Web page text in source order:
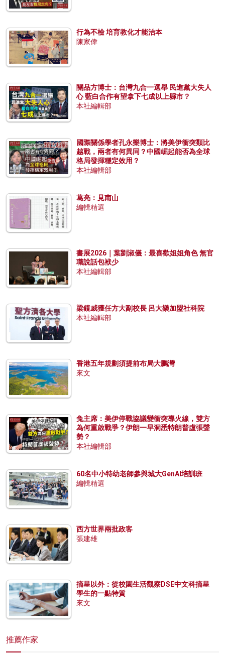
行為不檢 培育教化才能治本
陳家偉
關品方博士：台灣九合一選舉 民進黨大失人
心 藍白合作有望拿下七成以上縣市？
本社編輯部
國際關係學者孔永樂博士：將美伊衝突類比
越戰，兩者有何異同？中國崛起能否為全球
格局發揮穩定效用？
本社編輯部
葛亮：見南山
編輯精選
書展2026｜葉劉淑儀：最喜歡姐姐角色 無官
職說話包袱少
本社編輯部
梁鏡威獲任方大副校長 呂大樂加盟社科院
本社編輯部
香港五年規劃須提前布局大鵬灣
來文
兔主席：美伊停戰協議變衝突導火線，雙方
為何重啟戰爭？伊朗一早洞悉特朗普虛張聲
勢？
本社編輯部
60名中小特幼老師參與城大GenAI培訓班
編輯精選
西方世界兩批政客
張建雄
摘星以外：從校園生活觀察DSE中文科摘星
學生的一點特質
來文
推薦作家